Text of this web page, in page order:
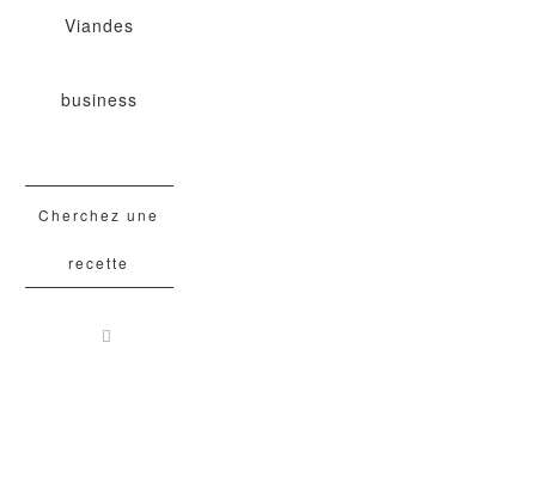
Viandes
business
Cherchez une
recette